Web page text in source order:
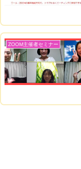
ZOOM主催者セミナー